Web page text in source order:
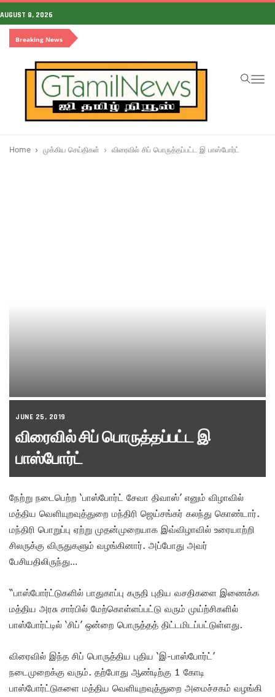
AUGUST 8, 2026
Breaking News
Home முக்கிய செய்திகள் விரைவில் சிப் பொருத்தப்பட்ட இ பாஸ்போர்ட்
JUNE 25, 2019
விரைவில் சிப் பொருத்தப்பட்ட இ
பாஸ்போர்ட்
நேற்று நடைபெற்ற ‘பாஸ்போர்ட் சேவா திவாஸ்’ எனும் விழாவில்
மத்திய வெளியுறவுத்துறை மந்திரி ஜெய்சங்கர் கலந்து கொண்டார்.
மந்திரி பொறுப்பு ஏற்று முதன்முறையாக இவ்விழாவில் உரையாற்றி
சிலருக்கு விருதுகளும் வழங்கினார். அப்போது அவர்
பேசியதிலிருந்து…
“பாஸ்போர்ட்டுகளில் பாதுகாப்பு கருதி புதிய வசதிகளை இணைக்க
மத்திய அரசு சார்பில் மேற்கொள்ளப்பட்டு வரும் முய்ற்சிகளில்
பாஸ்போர்ட்டில் ‘சிப்’ ஒன்றை பொருத்தத் திட்டமிடப்பட்டுள்ளது.
விரைவில் இந்த சிப் பொருத்திய புதிய ‘இ-பாஸ்போர்ட்’
நடைமுறைக்கு வரும். தற்போது ஆண்டிற்கு 1 கோடி
பாஸ்போர்ட்டுகளை மத்திய வெளியுறவுத்துறை அமைச்சகம் வழங்கி